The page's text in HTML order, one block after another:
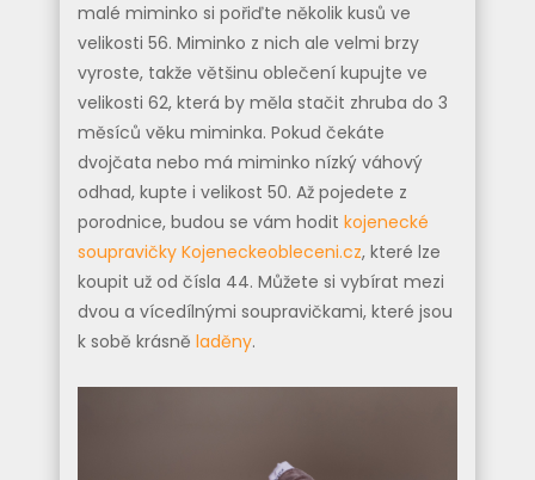
malé miminko si pořiďte několik kusů ve
velikosti 56. Miminko z nich ale velmi brzy
vyroste, takže většinu oblečení kupujte ve
velikosti 62, která by měla stačit zhruba do 3
měsíců věku miminka. Pokud čekáte
dvojčata nebo má miminko nízký váhový
odhad, kupte i velikost 50. Až pojedete z
porodnice, budou se vám hodit kojenecké
soupravičky Kojeneckeobleceni.cz, které lze
koupit už od čísla 44. Můžete si vybírat mezi
dvou a vícedílnými soupravičkami, které jsou
k sobě krásně laděny.